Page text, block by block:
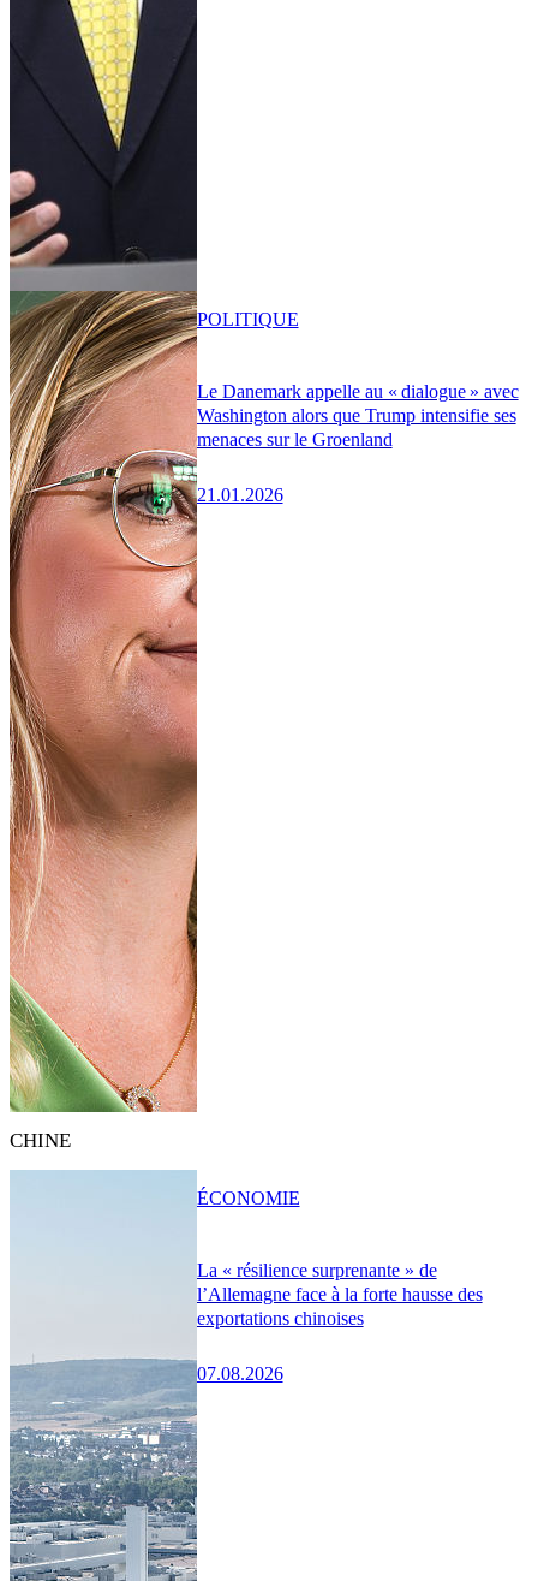
Le Danemark appelle au « dialogue » avec
Washington alors que Trump intensifie ses
menaces sur le Groenland
21.01.2026
POLITIQUE
CHINE
La « résilience surprenante » de
l’Allemagne face à la forte hausse des
exportations chinoises
07.08.2026
ÉCONOMIE